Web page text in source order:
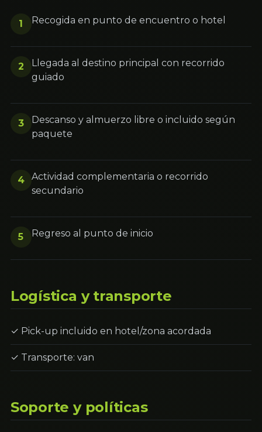
1 Recogida en punto de encuentro o hotel
2
Llegada al destino principal con recorrido
guiado
3
Descanso y almuerzo libre o incluido según
paquete
4
Actividad complementaria o recorrido
secundario
5 Regreso al punto de inicio
Logística y transporte
✓ Pick-up incluido en hotel/zona acordada
✓ Transporte: van
Soporte y políticas